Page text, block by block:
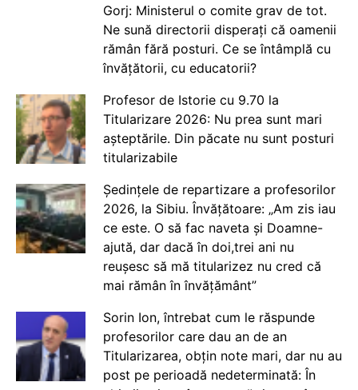
Gorj: Ministerul o comite grav de tot.
Ne sună directorii disperați că oamenii
rămân fără posturi. Ce se întâmplă cu
învățătorii, cu educatorii?
Profesor de Istorie cu 9.70 la
Titularizare 2026: Nu prea sunt mari
așteptările. Din păcate nu sunt posturi
titularizabile
Ședințele de repartizare a profesorilor
2026, la Sibiu. Învățătoare: „Am zis iau
ce este. O să fac naveta și Doamne-
ajută, dar dacă în doi,trei ani nu
reușesc să mă titularizez nu cred că
mai rămân în învățământ”
Sorin Ion, întrebat cum le răspunde
profesorilor care dau an de an
Titularizarea, obțin note mari, dar nu au
post pe perioadă nedeterminată: În